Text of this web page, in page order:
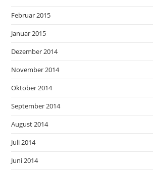
Februar 2015
Januar 2015
Dezember 2014
November 2014
Oktober 2014
September 2014
August 2014
Juli 2014
Juni 2014